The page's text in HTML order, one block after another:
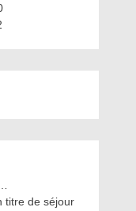
titre de séjour